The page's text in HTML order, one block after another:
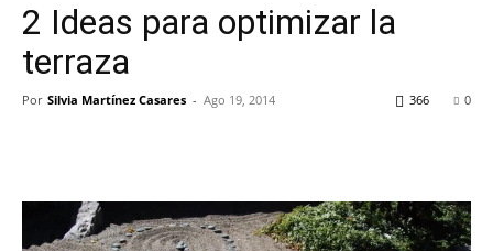
2 Ideas para optimizar la
terraza
Por Silvia Martínez Casares - Ago 19, 2014 0
366